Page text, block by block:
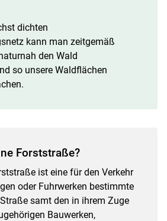
dichten
kann man zeitgemäß
den Wald
so unsere Waldflächen
Forststraße?
ist eine für den Verkehr
oder Fuhrwerken bestimmte
samt den in ihrem Zuge
Bauwerken,